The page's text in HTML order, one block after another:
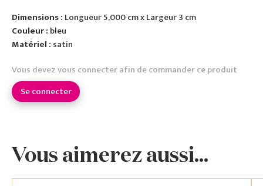
Dimensions : Longueur 5,000 cm x Largeur 3 cm
Couleur : bleu
Matériel : satin
Vous devez vous connecter afin de commander ce produit
Se connecter
Vous aimerez aussi...